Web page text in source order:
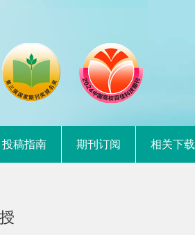
投稿指南 期刊订阅 相关下载